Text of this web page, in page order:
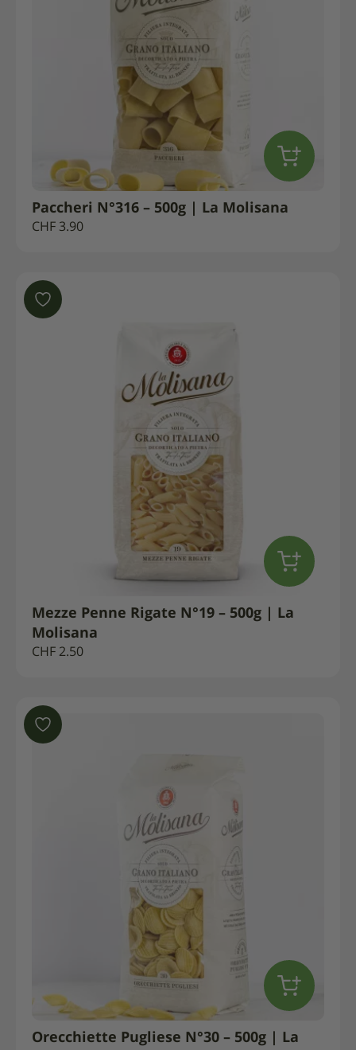
Paccheri N°316 – 500g | La Molisana
CHF 3.90
Mezze Penne Rigate N°19 – 500g | La
Molisana
CHF 2.50
Orecchiette Pugliese N°30 – 500g | La